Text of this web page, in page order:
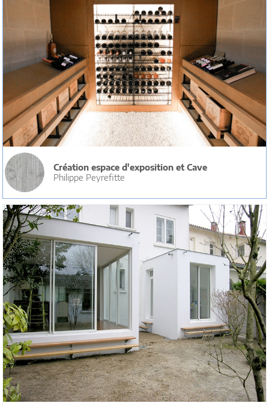
Création espace d'exposition et Cave
Philippe Peyrefitte